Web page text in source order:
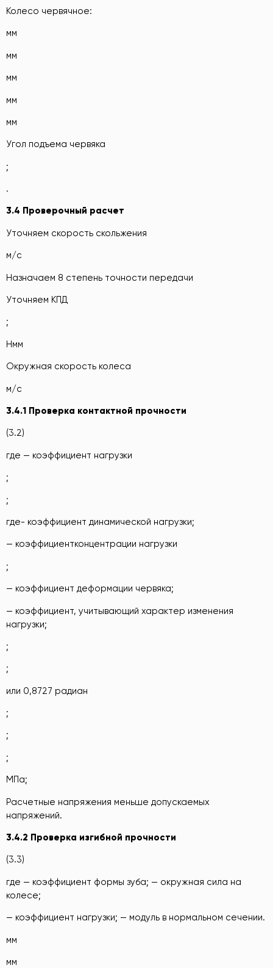
Колесо червячное:
мм
мм
мм
мм
мм
Угол подъема червяка
;
.
3.4 Проверочный расчет
Уточняем скорость скольжения
м/с
Назначаем 8 степень точности передачи
Уточняем КПД
;
Нмм
Окружная скорость колеса
м/с
3.4.1 Проверка контактной прочности
(3.2)
где — коэффициент нагрузки
;
;
где- коэффициент динамической нагрузки;
— коэффициентконцентрации нагрузки
;
— коэффициент деформации червяка;
— коэффициент, учитывающий характер изменения
нагрузки;
;
;
или 0,8727 радиан
;
;
;
МПа;
Расчетные напряжения меньше допускаемых
напряжений.
3.4.2 Проверка изгибной прочности
(3.3)
где — коэффициент формы зуба; — окружная сила на
колесе;
— коэффициент нагрузки; — модуль в нормальном сечении.
мм
мм